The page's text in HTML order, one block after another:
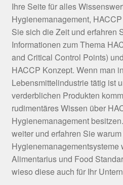
Ihre Seite für alles
Hygienemanagement,
Sie sich die Zeit und erfahren
Informationen zum Thema
and Critical Control Points)
HACCP Konzept. Wenn man
Lebensmittelindustrie tätig ist
verderblichen Produkten
rudimentäres Wissen über
Hygienemanagement
weiter und erfahren Sie
Hygienemanagementsysteme
Alimentarius und Food
wieso diese auch für Ihr